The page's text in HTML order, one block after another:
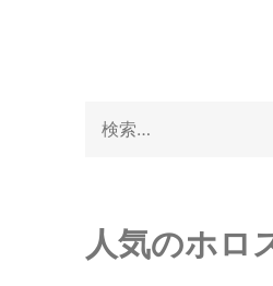
索:
人気のホロ